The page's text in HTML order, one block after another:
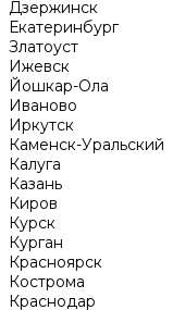
Дзержинск
Екатеринбург
Златоуст
Ижевск
Йошкар-Ола
Иваново
Иркутск
Каменск-Уральский
Калуга
Казань
Киров
Курск
Курган
Красноярск
Кострома
Краснодар